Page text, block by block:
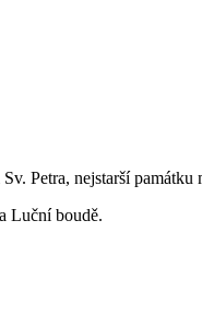
Petra, nejstarší památku
Luční boudě.